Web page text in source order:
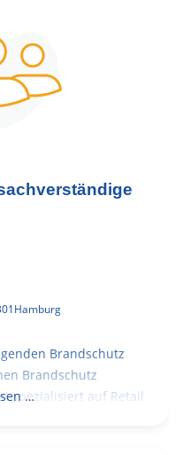
Hamburg
Brandschutz
Brandschutz
spezialisiert auf Retail
…